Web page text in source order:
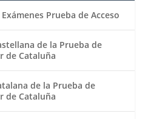
Prueba de Acceso
de la Prueba de
de Cataluña
de la Prueba de
de Cataluña